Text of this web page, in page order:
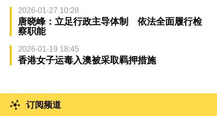
2026-01-27 10:28
唐晓峰：立足行政主导体制 依法全面履行检
察职能
2026-01-19 18:45
香港女子运毒入澳被采取羁押措施
订阅频道